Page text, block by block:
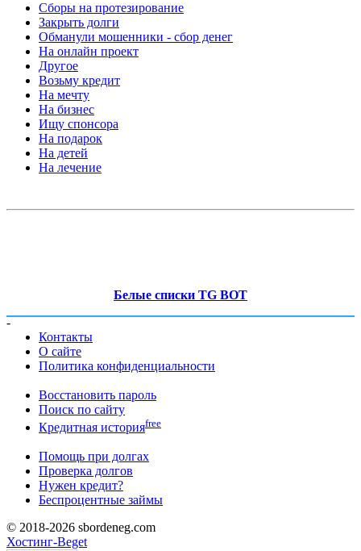
Сборы на протезирование
Закрыть долги
Обманули мошенники - сбор денег
На онлайн проект
Другое
Возьму кредит
На мечту
На бизнес
Ищу спонсора
На подарок
На детей
На лечение
Белые списки TG BOT
-
Контакты
О сайте
Политика конфиденциальности
Восстановить пароль
Поиск по сайту
Кредитная историяfree
Помощь при долгах
Проверка долгов
Нужен кредит?
Беспроцентные займы
© 2018-2026 sbordeneg.com
Хостинг-Beget